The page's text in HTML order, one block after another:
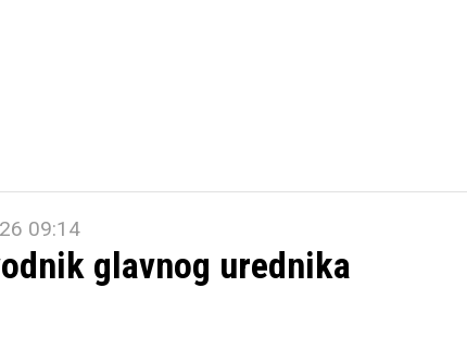
09:14
glavnog urednika